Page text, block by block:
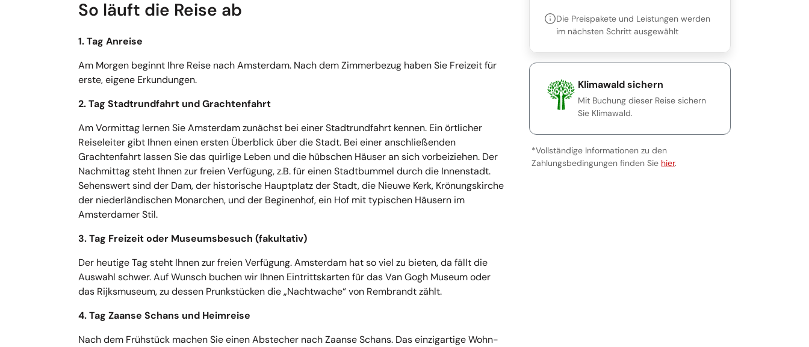
So läuft die Reise ab
1. Tag Anreise
Am Morgen beginnt Ihre Reise nach Amsterdam. Nach dem Zimmerbezug haben Sie Freizeit für
erste, eigene Erkundungen.
2. Tag Stadtrundfahrt und Grachtenfahrt
Am Vormittag lernen Sie Amsterdam zunächst bei einer Stadtrundfahrt kennen. Ein örtlicher
Reiseleiter gibt Ihnen einen ersten Überblick über die Stadt. Bei einer anschließenden
Grachtenfahrt lassen Sie das quirlige Leben und die hübschen Häuser an sich vorbeiziehen. Der
Nachmittag steht Ihnen zur freien Verfügung, z.B. für einen Stadtbummel durch die Innenstadt.
Sehenswert sind der Dam, der historische Hauptplatz der Stadt, die Nieuwe Kerk, Krönungskirche
der niederländischen Monarchen, und der Beginenhof, ein Hof mit typischen Häusern im
Amsterdamer Stil.
3. Tag Freizeit oder Museumsbesuch (fakultativ)
Der heutige Tag steht Ihnen zur freien Verfügung. Amsterdam hat so viel zu bieten, da fällt die
Auswahl schwer. Auf Wunsch buchen wir Ihnen Eintrittskarten für das Van Gogh Museum oder
das Rijksmuseum, zu dessen Prunkstücken die „Nachtwache“ von Rembrandt zählt.
4. Tag Zaanse Schans und Heimreise
Nach dem Frühstück machen Sie einen Abstecher nach Zaanse Schans. Das einzigartige Wohn-
Die Preispakete und Leistungen werden
im nächsten Schritt ausgewählt
Klimawald sichern
Mit Buchung dieser Reise sichern
Sie Klimawald.
*Vollständige Informationen zu den
Zahlungsbedingungen finden Sie Vollständige Informationen zu den
hier.